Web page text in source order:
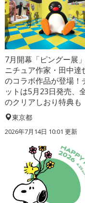
7月開幕「ピングー展
ニチュア作家・田中達
のコラボ作品が登場！
ットは5月23日発売、
のクリアしおり特典も
東京都
2026年7月14日 10:01 更新